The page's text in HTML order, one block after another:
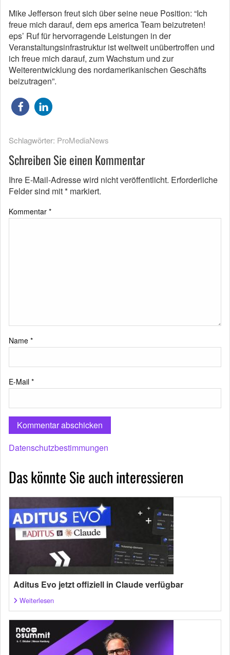
Mike Jefferson freut sich über seine neue Position: “Ich
freue mich darauf, dem eps america Team beizutreten!
eps’ Ruf für hervorragende Leistungen in der
Veranstaltungsinfrastruktur ist weltweit unübertroffen und
ich freue mich darauf, zum Wachstum und zur
Weiterentwicklung des nordamerikanischen Geschäfts
beizutragen”.
Schlagwörter: ProMediaNews
Schreiben Sie einen Kommentar
Ihre E-Mail-Adresse wird nicht veröffentlicht. Erforderliche
Felder sind mit* markiert.
Kommentar *
Name *
E-Mail *
Datenschutzbestimmungen
Das könnte Sie auch interessieren
Aditus Evo jetzt offiziell in Claude verfügbar
Weiterlesen